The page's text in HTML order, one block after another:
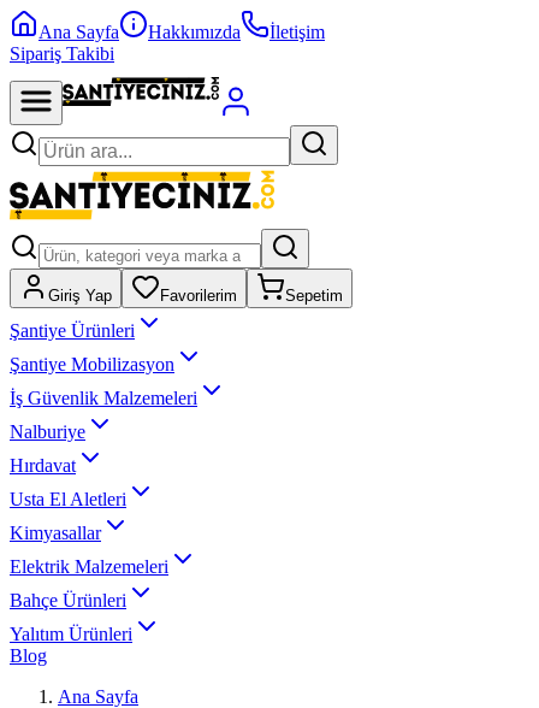
Ana Sayfa Hakkımızda
İletişim
Sipariş Takibi
Giriş Yap Favorilerim Sepetim
Şantiye Ürünleri
Şantiye Mobilizasyon
İş Güvenlik Malzemeleri
Nalburiye
Hırdavat
Usta El Aletleri
Kimyasallar
Elektrik Malzemeleri
Bahçe Ürünleri
Yalıtım Ürünleri
Blog
Ana Sayfa